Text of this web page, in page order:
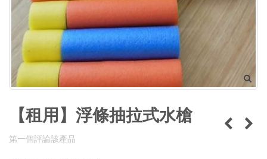
【租用】浮條抽拉式水槍
第一個評論該產品